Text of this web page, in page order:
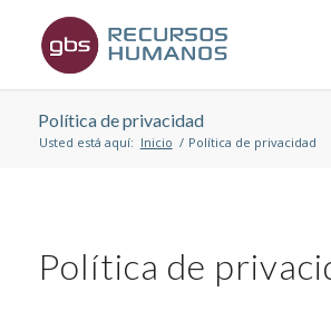
Política de privacidad
Usted está aquí: Inicio / Política de privacidad
Política de